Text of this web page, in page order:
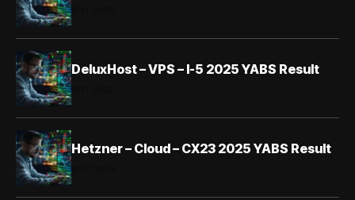
DeluxHost – VPS – I-5 2025 YABS Result
Hetzner – Cloud – CX23 2025 YABS Result